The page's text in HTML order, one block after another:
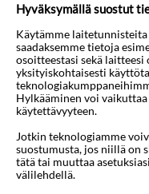
◀︎
Kopernikus Hotel
Belgrad, Serbia
Hyväksymällä suostut
Käytämme
saadaksemme tietoja
osoitteestasi sekä laitteesi
yksityiskohtaisesti
Hylkääminen voi
käytettävyyteen.
Jotkin teknologiamme
suostumusta, jos niillä on
tätä tai muuttaa
välilehdellä.